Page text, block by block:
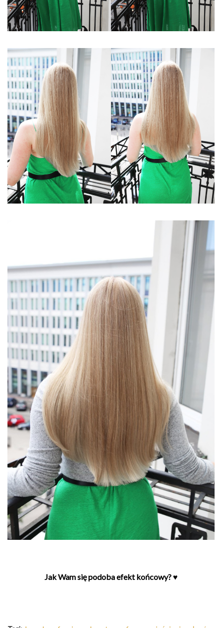
Jak Wam się podoba efekt końcowy? ♥